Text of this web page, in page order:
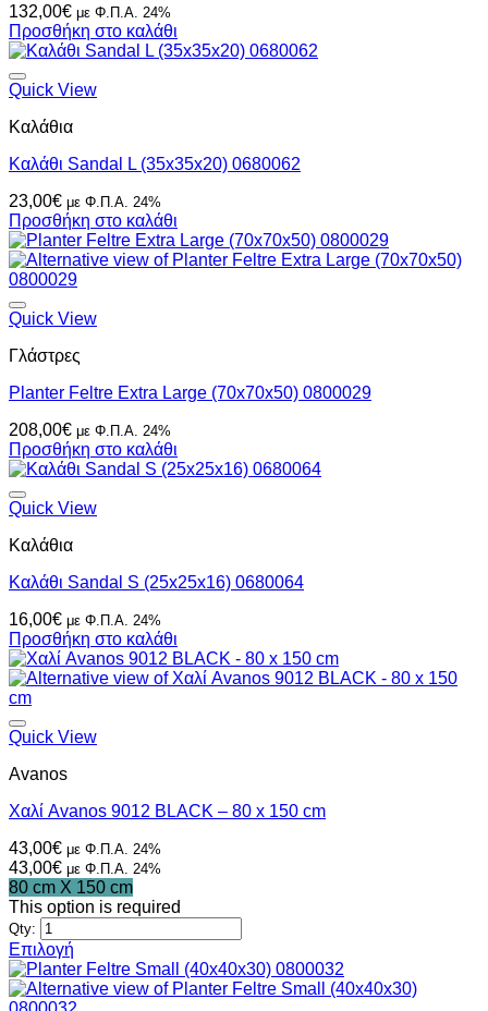
132,00€ με Φ.Π.Α. 24%
Προσθήκη στο καλάθι
Quick View
Καλάθια
Καλάθι Sandal L (35x35x20) 0680062
23,00€ με Φ.Π.Α. 24%
Προσθήκη στο καλάθι
Quick View
Γλάστρες
Planter Feltre Extra Large (70x70x50) 0800029
208,00€ με Φ.Π.Α. 24%
Προσθήκη στο καλάθι
Quick View
Καλάθια
Καλάθι Sandal S (25x25x16) 0680064
16,00€ με Φ.Π.Α. 24%
Προσθήκη στο καλάθι
Quick View
Avanos
Χαλί Avanos 9012 BLACK – 80 x 150 cm
43,00€ με Φ.Π.Α. 24%
43,00€ με Φ.Π.Α. 24%
80 cm X 150 cm
This option is required
Qty:
Επιλογή
Αυτό
το
προϊόν